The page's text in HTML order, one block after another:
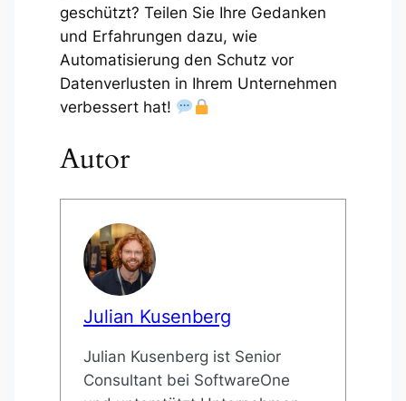
geschützt? Teilen Sie Ihre Gedanken
und Erfahrungen dazu, wie
Automatisierung den Schutz vor
Datenverlusten in Ihrem Unternehmen
verbessert hat!
Autor
Julian Kusenberg
Julian Kusenberg ist Senior
Consultant bei SoftwareOne